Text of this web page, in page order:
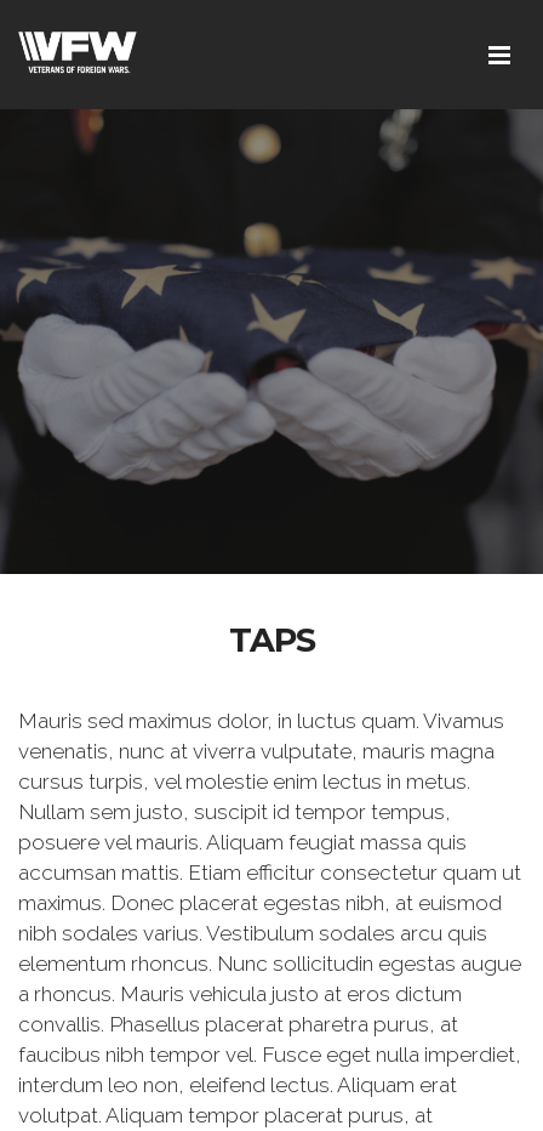
TAPS
Mauris sed maximus dolor, in luctus quam. Vivamus
venenatis, nunc at viverra vulputate, mauris magna
cursus turpis, vel molestie enim lectus in metus.
Nullam sem justo, suscipit id tempor tempus,
posuere vel mauris. Aliquam feugiat massa quis
accumsan mattis. Etiam efficitur consectetur quam ut
maximus. Donec placerat egestas nibh, at euismod
nibh sodales varius. Vestibulum sodales arcu quis
elementum rhoncus. Nunc sollicitudin egestas augue
a rhoncus. Mauris vehicula justo at eros dictum
convallis. Phasellus placerat pharetra purus, at
faucibus nibh tempor vel. Fusce eget nulla imperdiet,
interdum leo non, eleifend lectus. Aliquam erat
volutpat. Aliquam tempor placerat purus, at